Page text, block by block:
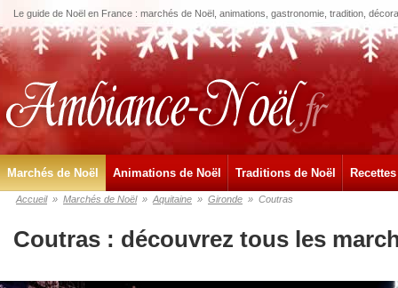
Le guide de Noël en France : marchés de Noël, animations, gastronomie, tradition,
Marchés de Noël Animations de Noël Traditions de Noël
Accueil » Marchés de Noël » Aquitaine » Gironde » Coutras
Coutras : découvrez tous les